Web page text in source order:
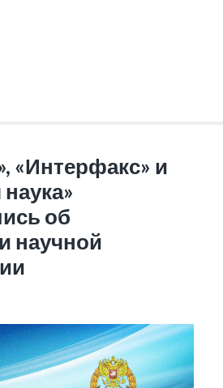
«Интерфакс» и
об
научной